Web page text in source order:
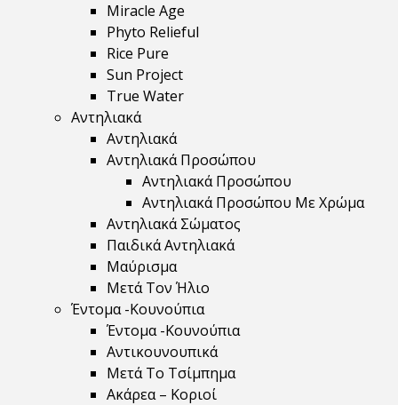
Miracle Age
Phyto Relieful
Rice Pure
Sun Project
True Water
Αντηλιακά
Αντηλιακά
Αντηλιακά Προσώπου
Αντηλιακά Προσώπου
Αντηλιακά Προσώπου Με Χρώμα
Αντηλιακά Σώματος
Παιδικά Αντηλιακά
Μαύρισμα
Mετά Τον Ήλιο
Έντομα -Κουνούπια
Έντομα -Κουνούπια
Αντικουνουπικά
Μετά Το Τσίμπημα
Ακάρεα – Κοριοί